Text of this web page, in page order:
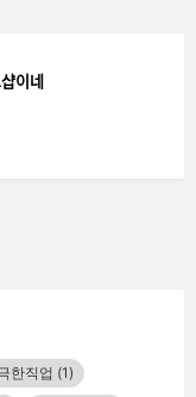
한직업 (1)